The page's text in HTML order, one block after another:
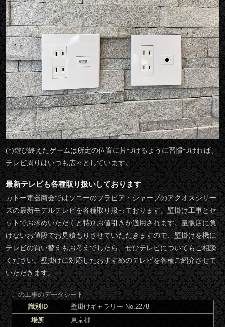
(↑)遊び終えたゲームは所定の位置に片づけるように習慣づければ、
テレビ周りはいつも広々としています。
最新テレビも各種取り扱いしております
カトー電器商会ではソニーのブラビア・シャープのアクオスシリー
ズの最新モデルテレビを各種取り扱っております。壁掛け工事とセ
ットでお求めいただくと特別お値引きが適用されます。量販店に負
けないお値段でお見積もりさせていただきますので、壁掛けを機に
テレビの買い替えもお考えでしたら、ぜひテレビについてもご相談
ください。壁掛けに対応したおすすめのテレビを各種ご紹介させて
いただきます。
この工事のデータシート
識別ID
壁掛けギャラリー No.2278
場所
東京都